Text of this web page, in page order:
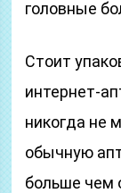
головные
Стоит
интернет-
никогда не
обычную
больше чем